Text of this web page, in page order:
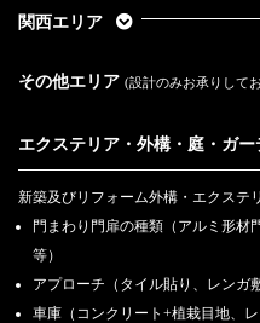
関西エリア
その他エリア (設計のみお承りして
エクステリア・外構・庭・ガ
新築及びリフォーム外構・エクステ
門まわり門扉の種類（アルミ形材
等）
アプローチ（タイル貼り、レンガ
車庫（コンクリート+植栽目地、